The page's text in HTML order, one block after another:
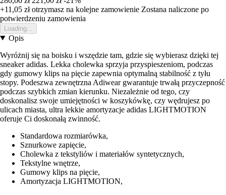
+11,05 złotrzymasz na kolejne zamowienie Zostana naliczone po
potwierdzeniu zamowienia
Loading...
Opis
Wyróżnij się na boisku i wszędzie tam, gdzie się wybierasz dzięki tej
sneaker adidas. Lekka cholewka sprzyja przyspieszeniom, podczas
gdy gumowy klips na pięcie zapewnia optymalną stabilność z tyłu
stopy. Podeszwa zewnętrzna Adiwear gwarantuje trwałą przyczepność
podczas szybkich zmian kierunku. Niezależnie od tego, czy
doskonalisz swoje umiejętności w koszykówkę, czy wędrujesz po
ulicach miasta, ultra lekkie amortyzacje adidas LIGHTMOTION
oferuje Ci doskonałą zwinność.
Standardowa rozmiarówka,
Sznurkowe zapięcie,
Cholewka z tekstyliów i materiałów syntetycznych,
Tekstylne wnętrze,
Gumowy klips na pięcie,
Amortyzacja LIGHTMOTION,